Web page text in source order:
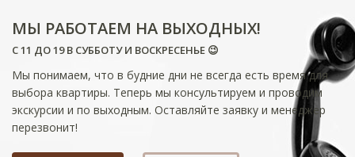
МЫ РАБОТАЕМ НА ВЫХОДНЫХ!
С 11 ДО 19 В СУББОТУ И ВОСКРЕСЕНЬЕ 😉
Мы понимаем, что в будние дни не всегда есть время для
выбора квартиры. Теперь мы консультируем и проводим
экскурсии и по выходным. Оставляйте заявку и менеджер
перезвонит!